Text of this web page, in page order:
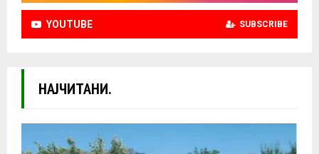
YOUTUBE SUBSCRIBE
НАЈЧИТАНИ.